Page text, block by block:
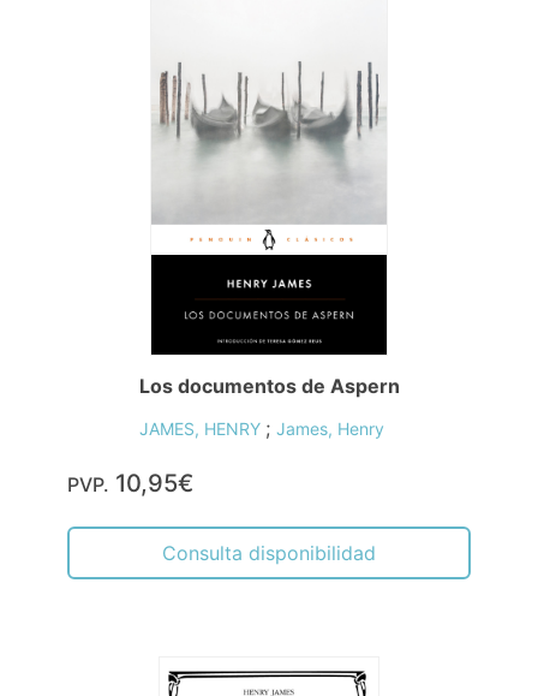
Los documentos de Aspern
JAMES, HENRY ; James, Henry
PVP. 10,95€
Consulta disponibilidad